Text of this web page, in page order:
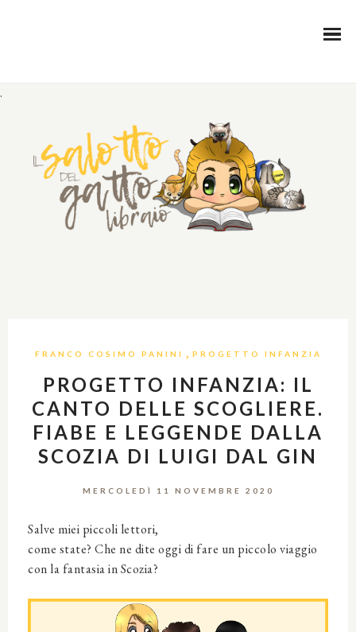
.
FRANCO COSIMO PANINI , PROGETTO INFANZIA
PROGETTO INFANZIA: IL
CANTO DELLE SCOGLIERE.
FIABE E LEGGENDE DALLA
SCOZIA DI LUIGI DAL GIN
MERCOLEDÌ 11 NOVEMBRE 2020
Salve miei piccoli lettori,
come state? Che ne dite oggi di fare un piccolo viaggio
con la fantasia in Scozia?